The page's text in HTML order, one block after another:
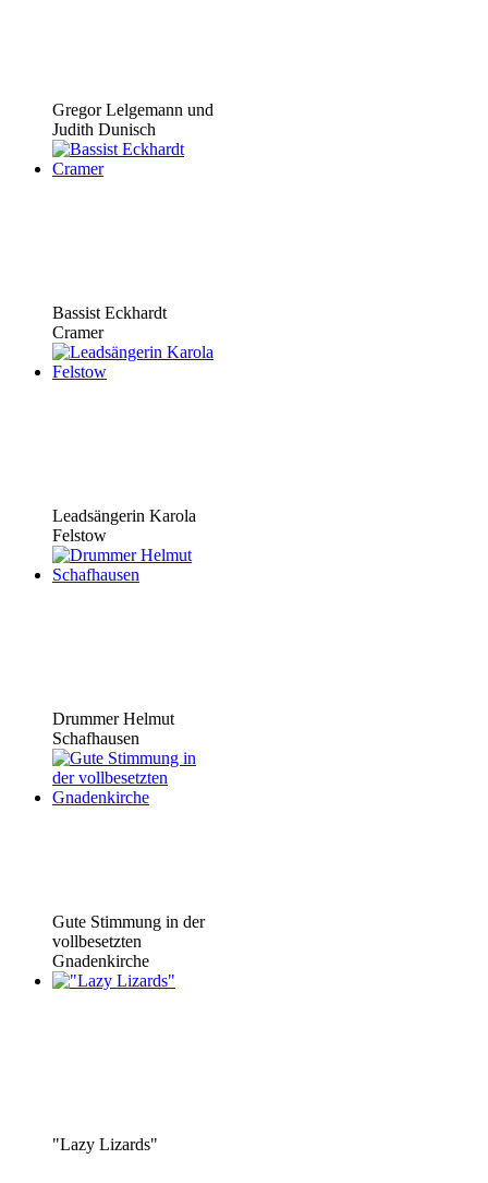
Gregor Lelgemann und
Judith Dunisch
Bassist Eckhardt
Cramer
Leadsängerin Karola
Felstow
Drummer Helmut
Schafhausen
Gute Stimmung in der
vollbesetzten
Gnadenkirche
"Lazy Lizards"